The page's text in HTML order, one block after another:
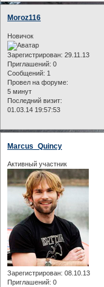
Moroz116
Новичок
Зарегистрирован: 29.11.13
Приглашений: 0
Сообщений: 1
Провел на форуме:
5 минут
Последний визит:
01.03.14 19:57:53
Marcus_Quincy
Активный участник
Зарегистрирован: 08.10.13
Приглашений: 0